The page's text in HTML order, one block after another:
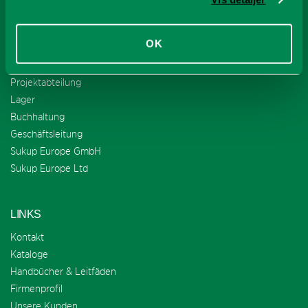
OK
MITARBEITER SUCHEN
Service
Projektabteilung
Lager
Buchhaltung
Geschäftsleitung
Sukup Europe GmbH
Sukup Europe Ltd
LINKS
Kontakt
Kataloge
Handbücher & Leitfäden
Firmenprofil
Unsere Kunden